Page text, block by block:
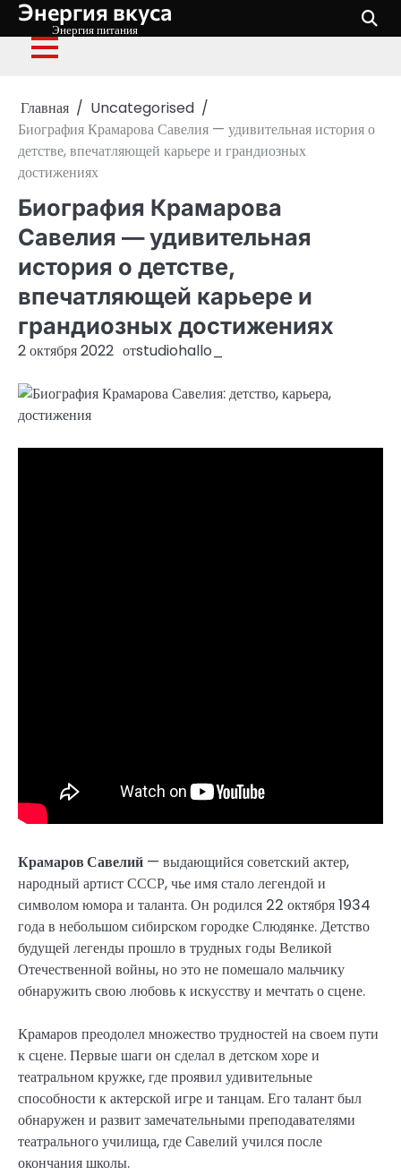
Перейти
содержимому
Энергия вкуса
Энергия питания
Главная
Uncategorised
Биография Крамарова Савелия — удивительная история о
детстве, впечатляющей карьере и грандиозных
достижениях
Биография Крамарова
Савелия — удивительная
история о детстве,
впечатляющей карьере и
грандиозных достижениях
2 октября 2022 отstudiohallo_
Крамаров Савелий — выдающийся советский актер,
народный артист СССР, чье имя стало легендой и
символом юмора и таланта. Он родился 22 октября 1934
года в небольшом сибирском городке Слюдянке. Детство
будущей легенды прошло в трудных годы Великой
Отечественной войны, но это не помешало мальчику
обнаружить свою любовь к искусству и мечтать о сцене.
Крамаров преодолел множество трудностей на своем пути
к сцене. Первые шаги он сделал в детском хоре и
театральном кружке, где проявил удивительные
способности к актерской игре и танцам. Его талант был
обнаружен и развит замечательными преподавателями
театрального училища, где Савелий учился после
окончания школы.